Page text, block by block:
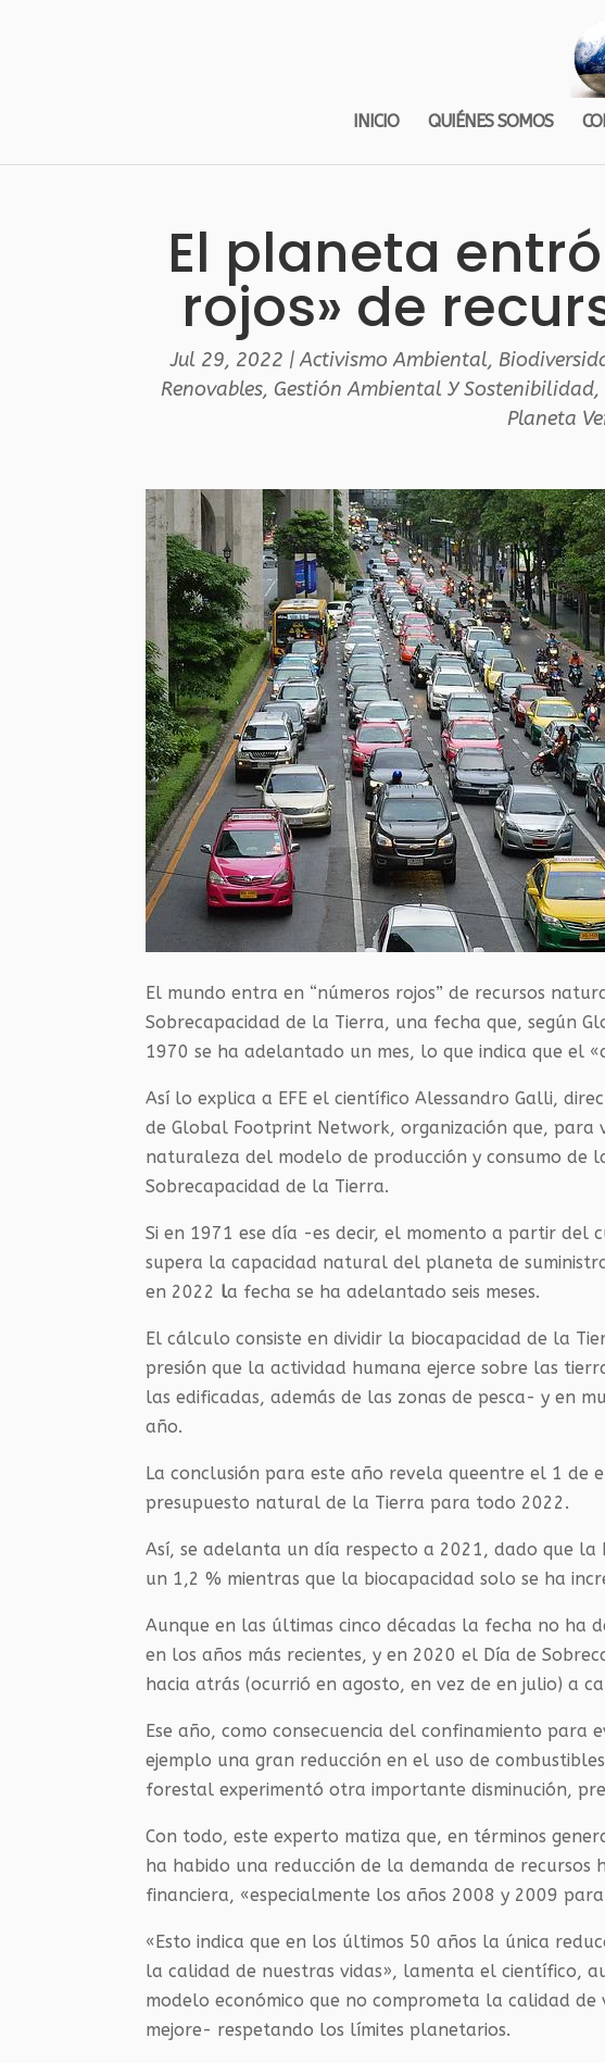
INICIO QUIÉNES SOMOS
El planeta
rojos» de
Jul 29, 2022 |Activismo Ambiental,
Renovables, Gestión Ambiental Y Sostenibilidad,
Planeta
El mundo entra en “números rojos” de recursos
Sobrecapacidad de la Tierra, una fecha que, según
1970 se ha adelantado un mes, lo que indica que el
Así lo explica a EFE el científico Alessandro Galli,
de Global Footprint Network, organización que, para
naturaleza del modelo de producción y consumo de
Sobrecapacidad de la Tierra.
Si en 1971 ese día -es decir, el momento a partir del
supera la capacidad natural del planeta de
en 2022 la fecha se ha adelantado seis meses.
El cálculo consiste en dividir la biocapacidad de la
presión que la actividad humana ejerce sobre las
las edificadas, además de las zonas de pesca- y en
año.
La conclusión para este año revela queentre el 1
presupuesto natural de la Tierra para todo 2022.
Así, se adelanta un día respecto a 2021, dado que
un 1,2 % mientras que la biocapacidad solo se ha
Aunque en las últimas cinco décadas la fecha no ha
en los años más recientes, y en 2020 el Día de
hacia atrás (ocurrió en agosto, en vez de en julio) a
Ese año, como consecuencia del confinamiento
ejemplo una gran reducción en el uso de
forestal experimentó otra importante disminución,
Con todo, este experto matiza que, en términos
ha habido una reducción de la demanda de recursos
financiera, «especialmente los años 2008 y 2009
«Esto indica que en los últimos 50 años la única
la calidad de nuestras vidas», lamenta el científico,
modelo económico que no comprometa la calidad
mejore- respetando los límites planetarios.